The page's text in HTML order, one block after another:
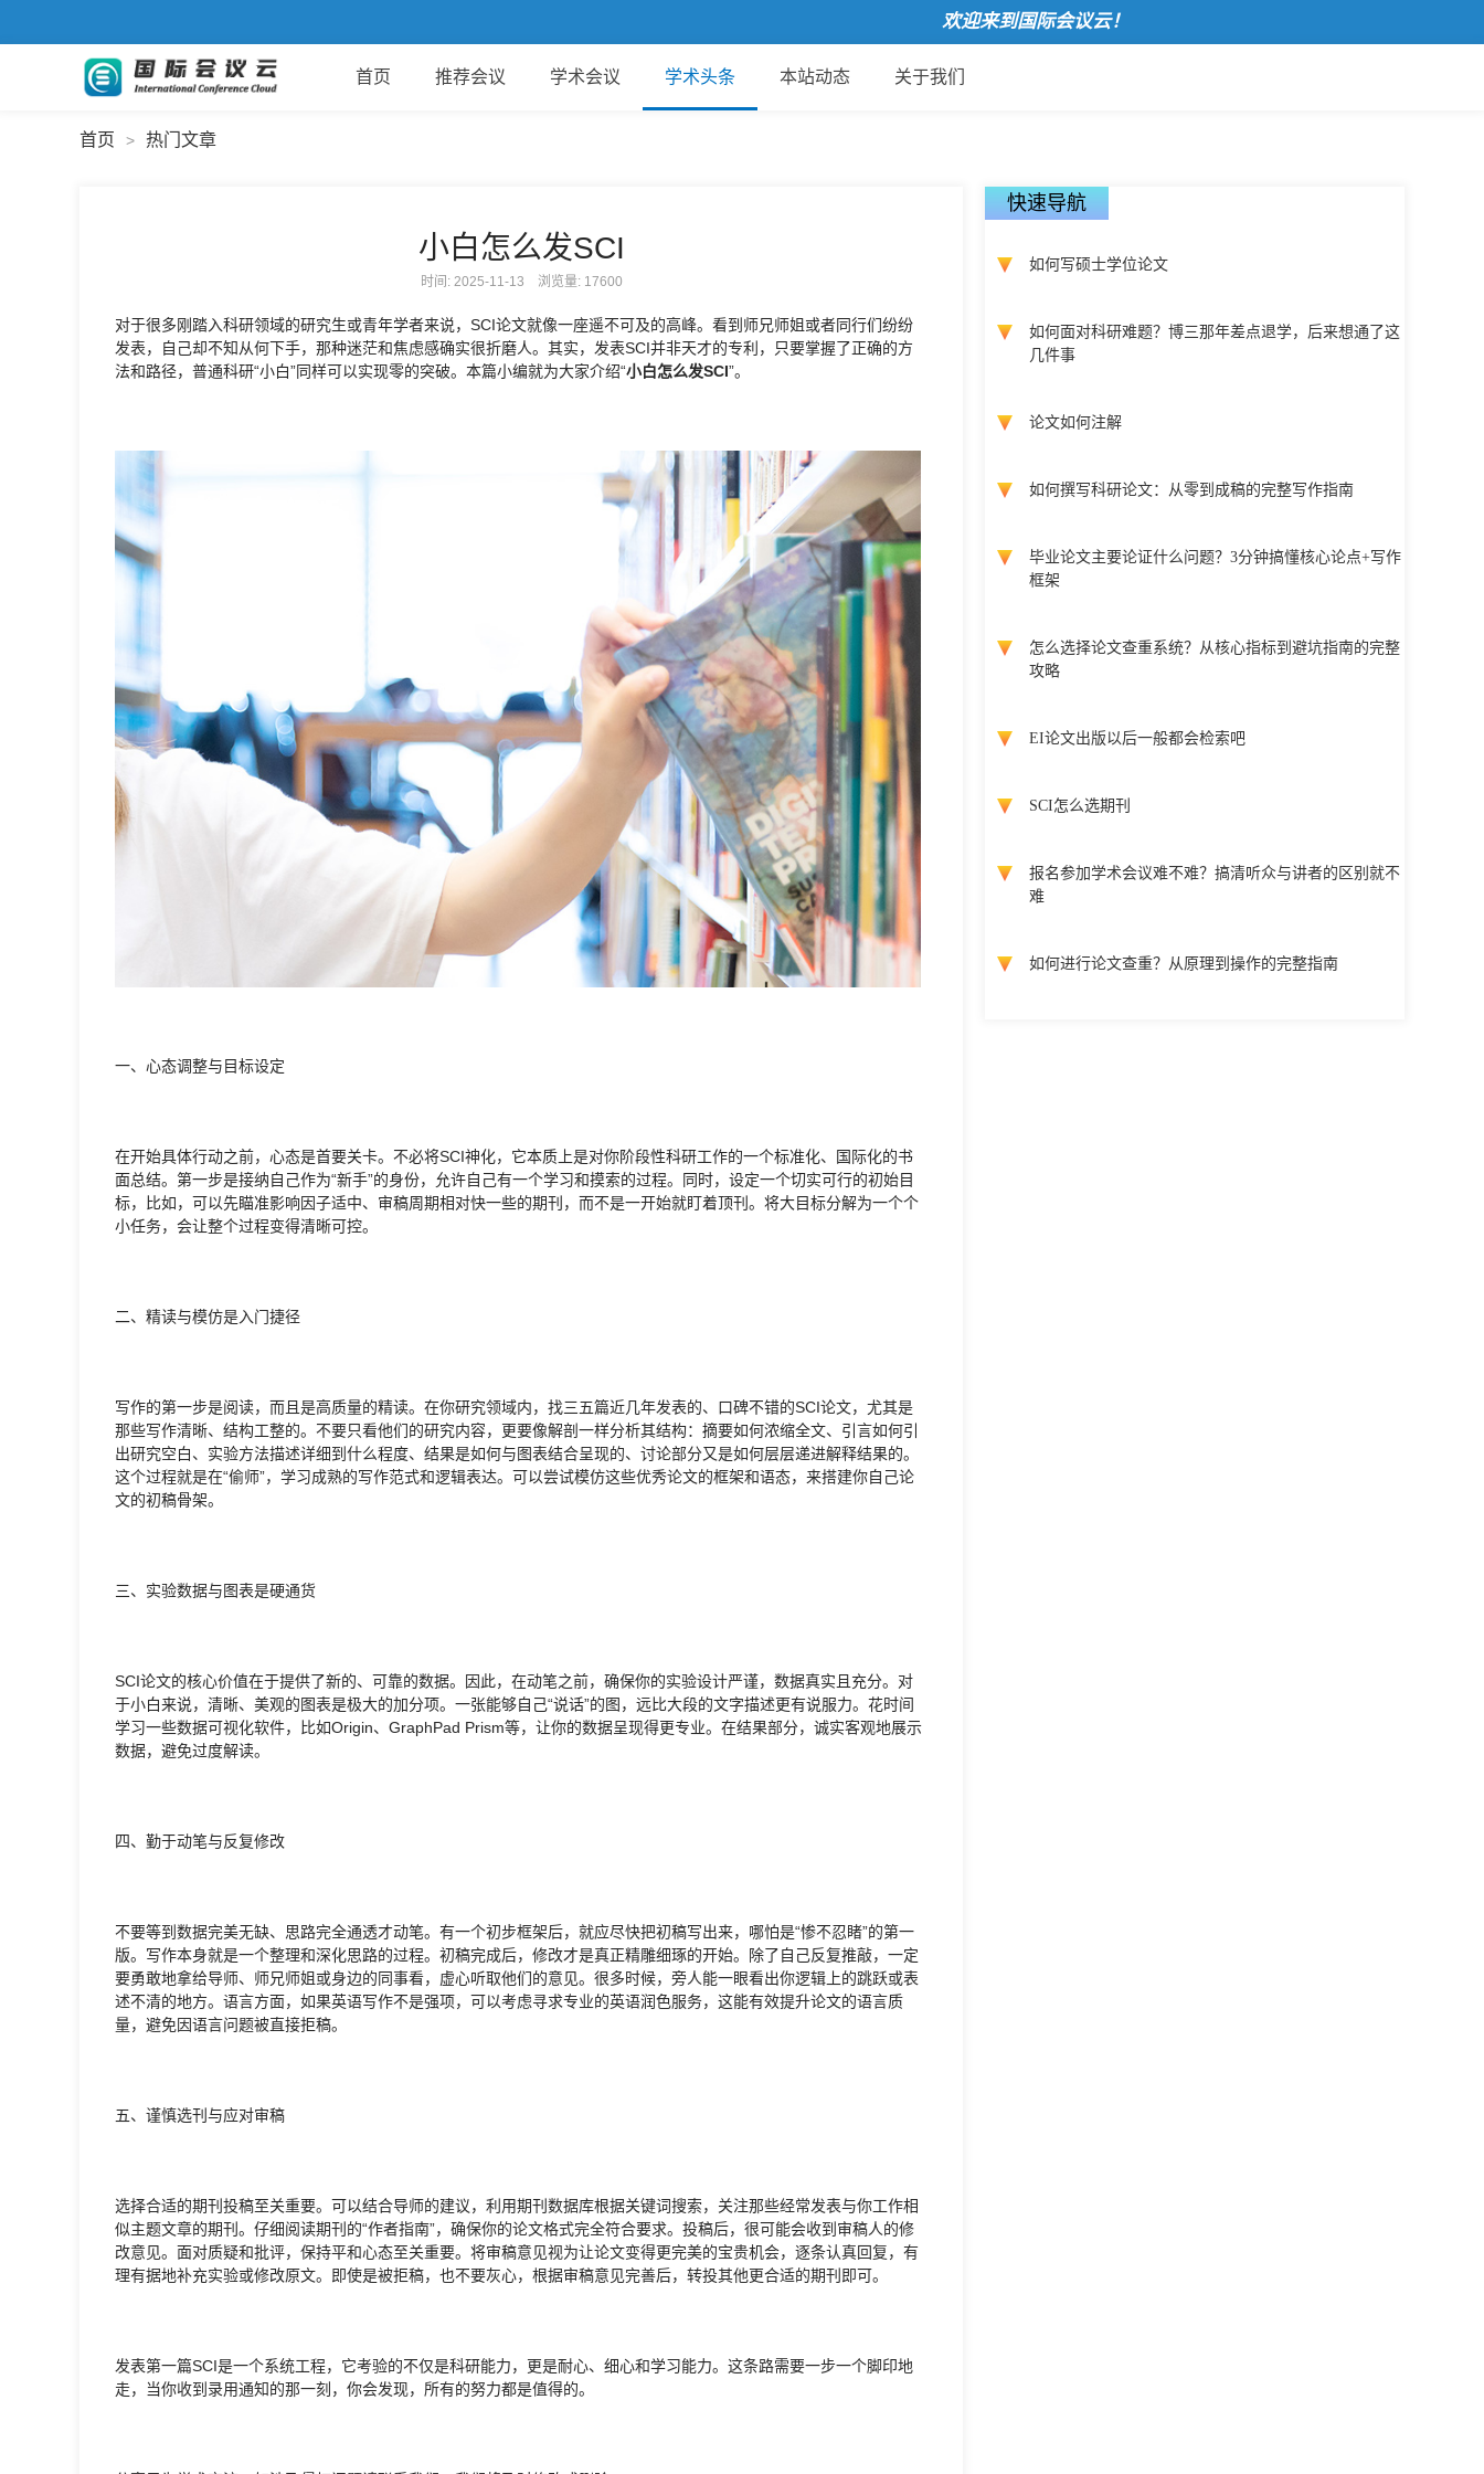
欢迎来到国际会议云！
首页 推荐会议 学术会议 学术头条 本站动态 关于我们
首页 > 热门文章
小白怎么发SCI
时间: 2025-11-13 浏览量: 17600
对于很多刚踏入科研领域的研究生或青年学者来说，SCI论文就像一座遥不可及的高峰。看到师兄师姐或者同行们纷纷
发表，自己却不知从何下手，那种迷茫和焦虑感确实很折磨人。其实，发表SCI并非天才的专利，只要掌握了正确的方
法和路径，普通科研“小白”同样可以实现零的突破。本篇小编就为大家介绍“小白怎么发SCI”。
一、心态调整与目标设定
在开始具体行动之前，心态是首要关卡。不必将SCI神化，它本质上是对你阶段性科研工作的一个标准化、国际化的书
面总结。第一步是接纳自己作为“新手”的身份，允许自己有一个学习和摸索的过程。同时，设定一个切实可行的初始目
标，比如，可以先瞄准影响因子适中、审稿周期相对快一些的期刊，而不是一开始就盯着顶刊。将大目标分解为一个个
小任务，会让整个过程变得清晰可控。
二、精读与模仿是入门捷径
写作的第一步是阅读，而且是高质量的精读。在你研究领域内，找三五篇近几年发表的、口碑不错的SCI论文，尤其是
那些写作清晰、结构工整的。不要只看他们的研究内容，更要像解剖一样分析其结构：摘要如何浓缩全文、引言如何引
出研究空白、实验方法描述详细到什么程度、结果是如何与图表结合呈现的、讨论部分又是如何层层递进解释结果的。
这个过程就是在“偷师”，学习成熟的写作范式和逻辑表达。可以尝试模仿这些优秀论文的框架和语态，来搭建你自己论
文的初稿骨架。
三、实验数据与图表是硬通货
SCI论文的核心价值在于提供了新的、可靠的数据。因此，在动笔之前，确保你的实验设计严谨，数据真实且充分。对
于小白来说，清晰、美观的图表是极大的加分项。一张能够自己“说话”的图，远比大段的文字描述更有说服力。花时间
学习一些数据可视化软件，比如Origin、GraphPad Prism等，让你的数据呈现得更专业。在结果部分，诚实客观地展示
数据，避免过度解读。
四、勤于动笔与反复修改
不要等到数据完美无缺、思路完全通透才动笔。有一个初步框架后，就应尽快把初稿写出来，哪怕是“惨不忍睹”的第一
版。写作本身就是一个整理和深化思路的过程。初稿完成后，修改才是真正精雕细琢的开始。除了自己反复推敲，一定
要勇敢地拿给导师、师兄师姐或身边的同事看，虚心听取他们的意见。很多时候，旁人能一眼看出你逻辑上的跳跃或表
述不清的地方。语言方面，如果英语写作不是强项，可以考虑寻求专业的英语润色服务，这能有效提升论文的语言质
量，避免因语言问题被直接拒稿。
五、谨慎选刊与应对审稿
选择合适的期刊投稿至关重要。可以结合导师的建议，利用期刊数据库根据关键词搜索，关注那些经常发表与你工作相
似主题文章的期刊。仔细阅读期刊的“作者指南”，确保你的论文格式完全符合要求。投稿后，很可能会收到审稿人的修
改意见。面对质疑和批评，保持平和心态至关重要。将审稿意见视为让论文变得更完美的宝贵机会，逐条认真回复，有
理有据地补充实验或修改原文。即使是被拒稿，也不要灰心，根据审稿意见完善后，转投其他更合适的期刊即可。
发表第一篇SCI是一个系统工程，它考验的不仅是科研能力，更是耐心、细心和学习能力。这条路需要一步一个脚印地
走，当你收到录用通知的那一刻，你会发现，所有的努力都是值得的。
快速导航
如何写硕士学位论文
如何面对科研难题？博三那年差点退学，后来想通了这
几件事
论文如何注解
如何撰写科研论文：从零到成稿的完整写作指南
毕业论文主要论证什么问题？3分钟搞懂核心论点+写作
框架
怎么选择论文查重系统？从核心指标到避坑指南的完整
攻略
EI论文出版以后一般都会检索吧
SCI怎么选期刊
报名参加学术会议难不难？搞清听众与讲者的区别就不
难
如何进行论文查重？从原理到操作的完整指南